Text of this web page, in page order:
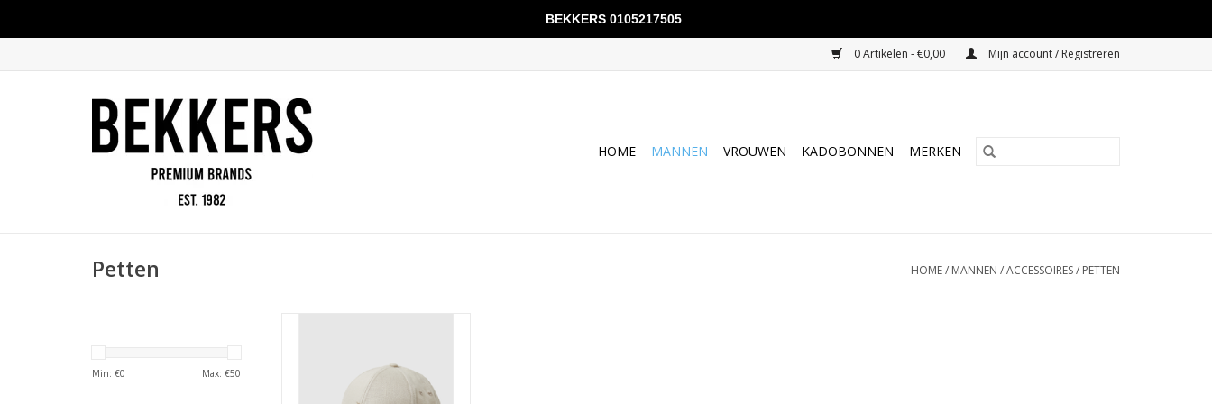
0 Artikelen - €0,00 Mijn account / Registreren
HOME MANNEN VROUWEN KADOBONNEN MERKEN
Petten HOME/ MANNEN /ACCESSOIRES/ PETTEN
Min: €0 Max: €50
BEKKERS 0105217505